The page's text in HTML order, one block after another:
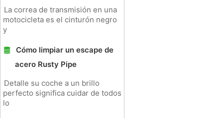
La correa de transmisión en una
motocicleta es el cinturón negro
y
Cómo limpiar un escape de
acero Rusty Pipe
Detalle su coche a un brillo
perfecto significa cuidar de todos
lo